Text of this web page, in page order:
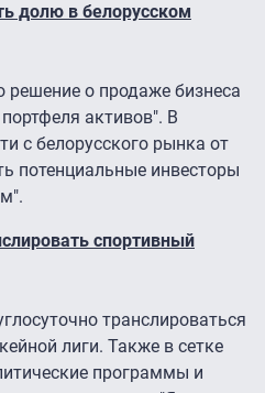
долю в белорусском
решение о продаже бизнеса
активов". В
с белорусского рынка от
потенциальные инвесторы
спортивный
транслироваться
лиги. Также в сетке
программы и